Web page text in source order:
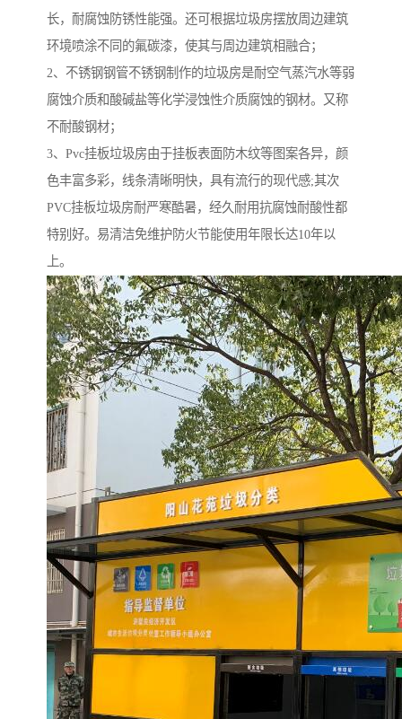
长，耐腐蚀防锈性能强。还可根据垃圾房摆放周边建筑
环境喷涂不同的氟碳漆，使其与周边建筑相融合；
2、不锈钢钢管不锈钢制作的垃圾房是耐空气蒸汽水等弱
腐蚀介质和酸碱盐等化学浸蚀性介质腐蚀的钢材。又称
不耐酸钢材；
3、Pvc挂板垃圾房由于挂板表面防木纹等图案各异，颜
色丰富多彩，线条清晰明快，具有流行的现代感;其次
PVC挂板垃圾房耐严寒酷暑，经久耐用抗腐蚀耐酸性都
特别好。易清洁免维护防火节能使用年限长达10年以
上。